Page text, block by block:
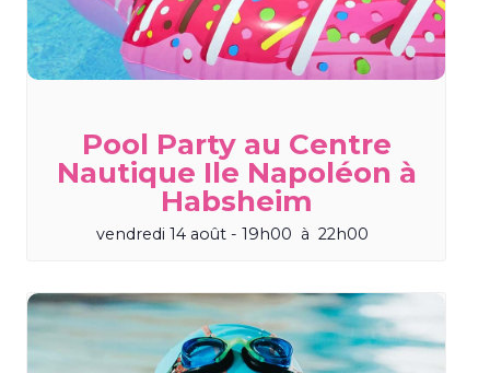
Pool Party au Centre
Nautique Ile Napoléon à
Habsheim
vendredi 14 août - 19h00 à 22h00